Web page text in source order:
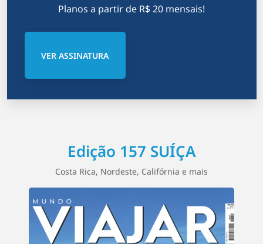
Planos a partir de R$ 20 mensais!
VER ASSINATURA
Edição 157 SUÍÇA
Costa Rica, Nordeste, Califórnia e mais